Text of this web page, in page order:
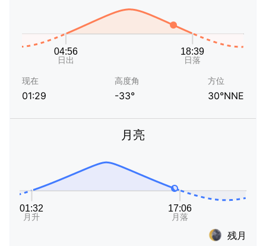
现在
01:29
高度角
-33°
方位
30°NNE
月亮
残月